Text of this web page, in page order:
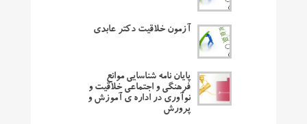
آزمون خلاقیت دکتر عابدی
پایان نامه شناسایی موانع
فرهنگی و اجتماعی خلاقیت و
نوآوری در اداره ی آموزش و
پرورش